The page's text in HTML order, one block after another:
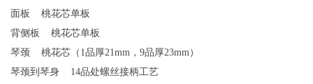
面板 桃花芯单板
背侧板 桃花芯单板
琴颈 桃花芯（1品厚21mm，9品厚23mm）
琴颈到琴身 14品处螺丝接柄工艺